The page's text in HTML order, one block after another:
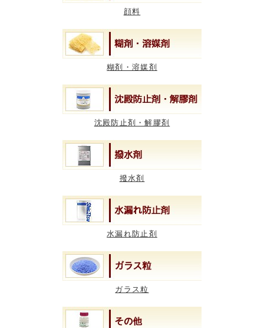
顔料
糊剤・溶媒剤
沈殿防止剤・解膠剤
撥水剤
水漏れ防止剤
ガラス粒